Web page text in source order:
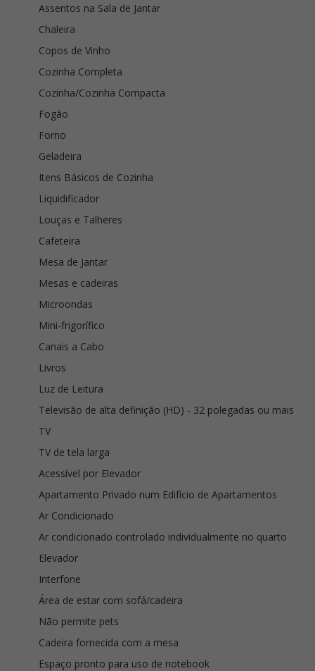
Assentos na Sala de Jantar
Chaleira
Copos de Vinho
Cozinha Completa
Cozinha/Cozinha Compacta
Fogão
Forno
Geladeira
Itens Básicos de Cozinha
Liquidificador
Louças e Talheres
Cafeteira
Mesa de Jantar
Mesas e cadeiras
Microondas
Mini-frigorífico
Canais a Cabo
Livros
Luz de Leitura
Televisão de alta definição (HD) - 32 polegadas ou mais
TV
TV de tela larga
Acessível por Elevador
Apartamento Privado num Edifício de Apartamentos
Ar Condicionado
Ar condicionado controlado individualmente no quarto
Elevador
Interfone
Área de estar com sofá/cadeira
Não permite pets
Cadeira fornecida com a mesa
Espaço pronto para uso de notebook